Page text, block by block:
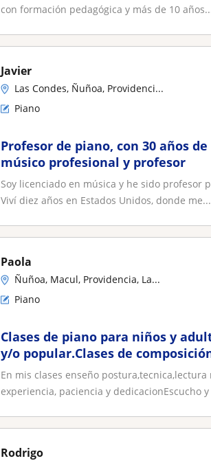
con formación pedagógica y más de 10
Javier
Las Condes, Ñuñoa, Providenci...
Piano
Profesor de piano, con 30 años
músico profesional y profesor
Soy licenciado en música y he sido profesor
Viví diez años en Estados Unidos, donde me...
Paola
Ñuñoa, Macul, Providencia, La...
Piano
Clases de piano para niños y
y/o popular.Clases de
En mis clases enseño
experiencia, paciencia y dedicacionEscucho
Rodrigo